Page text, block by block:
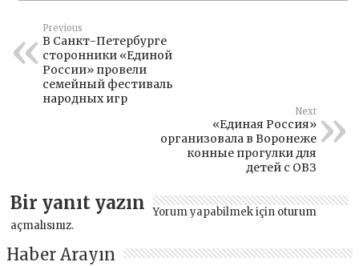
Previous
В Санкт-Петербурге
сторонники «Единой
России» провели
семейный фестиваль
народных игр
Next
«Единая Россия»
организовала в Воронеже
конные прогулки для
детей с ОВЗ
Bir yanıt yazın Yorum yapabilmek için oturum
açmalısınız.
Haber Arayın